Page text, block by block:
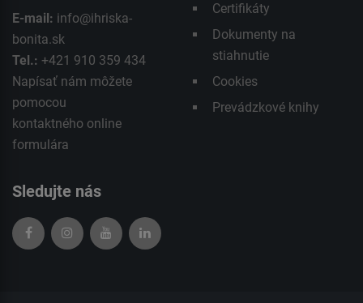
E-mail: info@ihriska-
bonita.sk
Tel.: +421 910 359 434
Napísať nám môžete
pomocou
kontaktného online
formulára
Certifikáty
Dokumenty na
stiahnutie
Cookies
Prevádzkové knihy
Sledujte nás